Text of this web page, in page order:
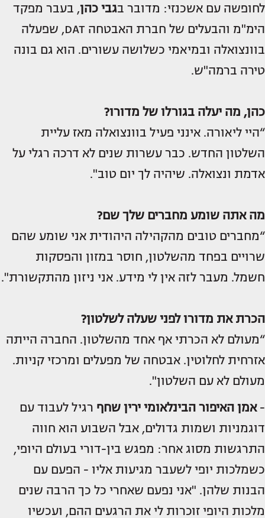
לחופשה עם אשכנזי: מדובר בגבי כהן, בעבר מפקד
הימ"מ והבעלים של חברת האבטחה DAT, שפעלה
בוונצואלה ובמיאמי כשלושה עשורים. הוא גם בונה
טירה ברמה"ש.
כהן, מה יעלה בגורלו של מדורו?
“היי ליאורה. אינני פעיל בוונצואלה מאז עליית
השלטון החדש. כבר עשרות שנים לא דרכה רגלי על
אדמת ונצואלה. שיהיה לך יום טוב".
מה אתה שומע מחברים שלך שם?
“מחברים טובים מהקהילה היהודית אני שומע שהם
שרויים בפחד מהשלטון, חוסר במזון והפסקות
חשמל. מעבר לזה אין לי מידע. אני ניזון מהתקשורת".
הכרת את מדורו לפני שעלה לשלטון?
“מעולם לא הכרתי אף אחד מהשלטון. החברה הייתה
אזרחית לחלוטין. אבטחה של מפעלים ומרכזי קניות.
מעולם לא עם השלטון".
-אמן האיפור הבינלאומי ירין שחף רגיל לעבוד עם
דוגמניות ושמות גדולים, אבל השבוע הוא חווה
התרגשות מסוג אחר: מפגש בין-דורי בעולם היופי,
כשמלכות יופי לשעבר מגיעות אליו - הפעם עם
הבנות שלהן. "אני נפעם שאחרי כל כך הרבה שנים
מלכות היופי זוכרות לי את הרגעים ההם, ועכשיו